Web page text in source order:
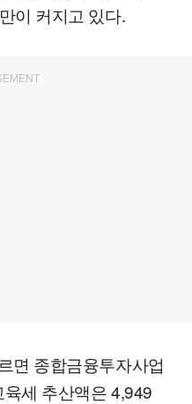
이 커지고 있다.
면 종합금융투자사업
세 추산액은 4,949